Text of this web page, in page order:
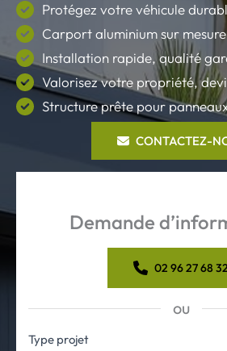
Protégez votre véhicule
Carport aluminium sur
Installation rapide, qualité
Valorisez votre propriété,
Structure prête pour
CONTACTEZ-
Demande
02 96 27 68 32
ou
Formulaire
Type projet